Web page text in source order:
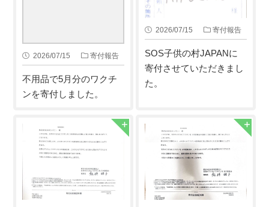
2026/07/15 寄付報告
不用品で5月分のワクチ
ンを寄付しました。
2026/07/15 寄付報告
SOS子供の村JAPANに
寄付させていただきまし
た。